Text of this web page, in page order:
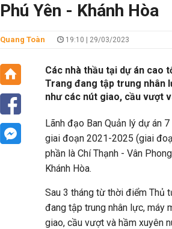
Phú Yên - Khánh Hòa
Quang Toàn 19:10 | 29/03/2023
Các nhà thầu tại dự án cao
Trang đang tập trung nhân
như các nút giao, cầu vượt
Lãnh đạo Ban Quản lý dự án
giai đoạn 2021-2025 (giai
phần là Chí Thạnh - Vân
Khánh Hòa.
Sau 3 tháng từ thời điểm Thủ
đang tập trung nhân lực, máy
giao, cầu vượt và hầm xuyên